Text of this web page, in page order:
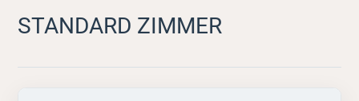
STANDARD ZIMMER